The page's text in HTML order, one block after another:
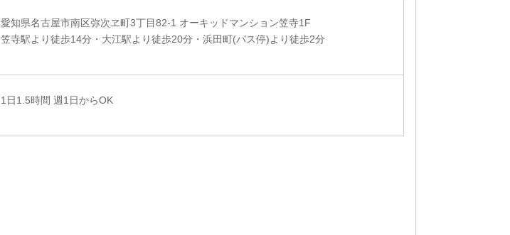
愛知県名古屋市南区弥次ヱ町3丁目82-1 オーキッドマンション笠寺1F
笠寺駅より徒歩14分・大江駅より徒歩20分・浜田町(バス停)より徒歩2分
1日1.5時間 週1日からOK